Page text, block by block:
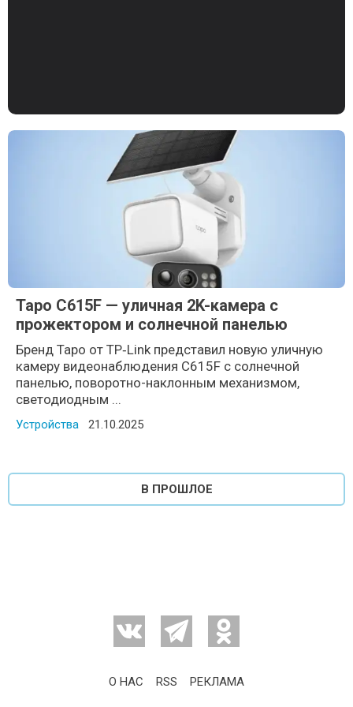
Tapo C615F — уличная 2K-камера с
прожектором и солнечной панелью
Бренд Tapo от TP‑Link представил новую уличную
камеру видеонаблюдения C615F с солнечной
панелью, поворотно-наклонным механизмом,
светодиодным ...
Устройства Posted on
21.10.2025
В ПРОШЛОЕ
О НАС RSS РЕКЛАМА